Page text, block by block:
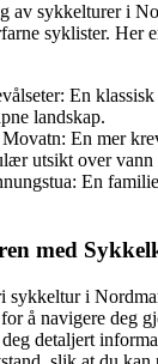
av sykkelturer i
syklister. Her
En
landskap.
En mer
utsikt over
En
med
sykkeltur i
å navigere deg
detaljert